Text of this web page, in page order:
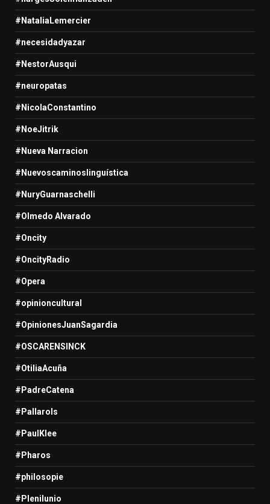
#NataliaLemercier
#necesidadyazar
#NestorAusqui
#neuropatas
#NicolaConstantino
#NoeJitrik
#Nueva Narracion
#Nuevoscaminoslinguística
#NuryGuarnaschelli
#Olmedo Alvarado
#Oncity
#OncityRadio
#Opera
#opinioncultural
#OpinionesJuanSagardia
#OSCARENSINCK
#OtiliaAcuña
#PadreCatena
#Pallarols
#PaulKlee
#Pharos
#philosopie
#Plenilunio